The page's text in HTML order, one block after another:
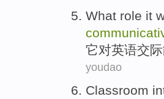
What role it
它对英语交际
youdao
Classroom